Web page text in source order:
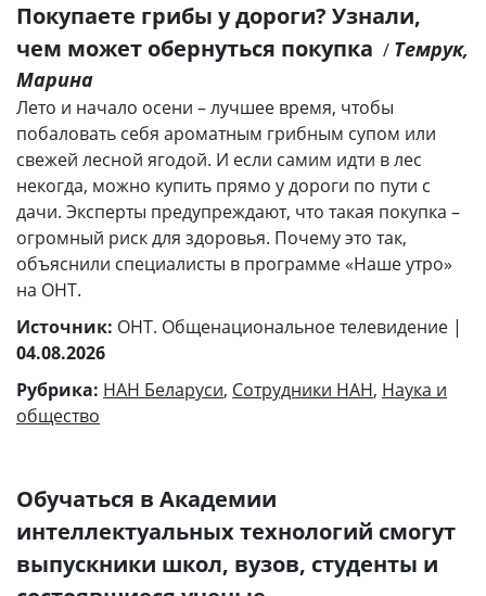
Покупаете грибы у дороги? Узнали,
чем может обернуться покупка / Темрук,
Марина
Лето и начало осени – лучшее время, чтобы
побаловать себя ароматным грибным супом или
свежей лесной ягодой. И если самим идти в лес
некогда, можно купить прямо у дороги по пути с
дачи. Эксперты предупреждают, что такая покупка –
огромный риск для здоровья. Почему это так,
объяснили специалисты в программе «Наше утро»
на ОНТ.
Источник: ОНТ. Общенациональное телевидение |
04.08.2026
Рубрика: НАН Беларуси, Сотрудники НАН, Наука и
общество
Обучаться в Академии
интеллектуальных технологий смогут
выпускники школ, вузов, студенты и